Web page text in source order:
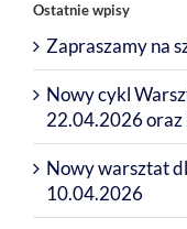
Ostatnie wpisy
Zapraszamy na
Nowy cykl
22.04.2026
Nowy warsztat
10.04.2026